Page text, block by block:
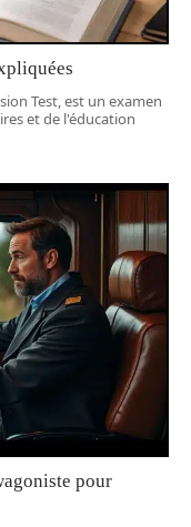
Test, est un examen
et de l'éducation
pour